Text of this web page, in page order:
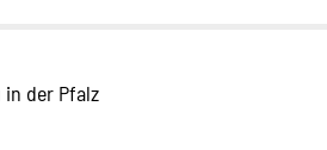
der Pfalz